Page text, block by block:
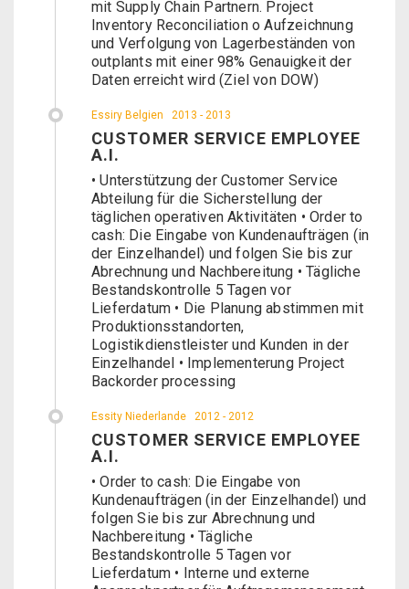
mit Supply Chain Partnern. Project
Inventory Reconciliation o Aufzeichnung
und Verfolgung von Lagerbeständen von
outplants mit einer 98% Genauigkeit der
Daten erreicht wird (Ziel von DOW)
Essiry Belgien 2013 - 2013
CUSTOMER SERVICE EMPLOYEE
A.I.
• Unterstützung der Customer Service
Abteilung für die Sicherstellung der
täglichen operativen Aktivitäten • Order to
cash: Die Eingabe von Kundenaufträgen (in
der Einzelhandel) und folgen Sie bis zur
Abrechnung und Nachbereitung • Tägliche
Bestandskontrolle 5 Tagen vor
Lieferdatum • Die Planung abstimmen mit
Produktionsstandorten,
Logistikdienstleister und Kunden in der
Einzelhandel • Implementerung Project
Backorder processing
Essity Niederlande 2012 - 2012
CUSTOMER SERVICE EMPLOYEE
A.I.
• Order to cash: Die Eingabe von
Kundenaufträgen (in der Einzelhandel) und
folgen Sie bis zur Abrechnung und
Nachbereitung • Tägliche
Bestandskontrolle 5 Tagen vor
Lieferdatum • Interne und externe